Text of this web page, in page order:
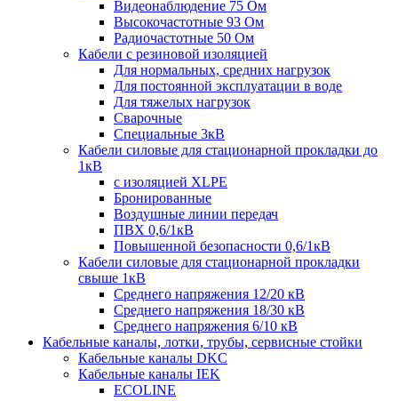
Видеонаблюдение 75 Ом
Высокочастотные 93 Ом
Радиочастотные 50 Ом
Кабели с резиновой изоляцией
Для нормальных, средних нагрузок
Для постоянной эксплуатации в воде
Для тяжелых нагрузок
Сварочные
Специальные 3кВ
Кабели силовые для стационарной прокладки до
1кВ
c изоляцией XLPE
Бронированные
Воздушные линии передач
ПВХ 0,6/1кВ
Повышенной безопасности 0,6/1кВ
Кабели силовые для стационарной прокладки
свыше 1кВ
Среднего напряжения 12/20 кВ
Среднего напряжения 18/30 кВ
Среднего напряжения 6/10 кВ
Кабельные каналы, лотки, трубы, сервисные стойки
Кабельные каналы DKC
Кабельные каналы IEK
ECOLINE